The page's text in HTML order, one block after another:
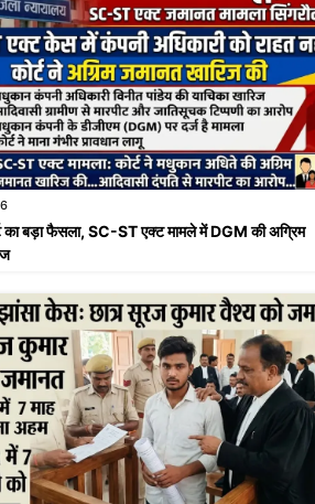
का बड़ा फैसला, SC-ST एक्ट मामले में DGM की अग्रिम